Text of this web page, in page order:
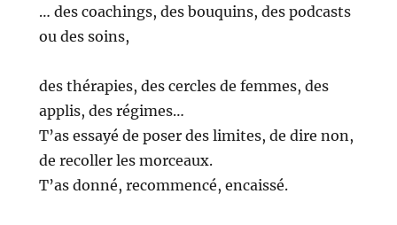
… des coachings, des bouquins, des podcasts
ou des soins,
des thérapies, des cercles de femmes, des
applis, des régimes…
T’as essayé de poser des limites, de dire non,
de recoller les morceaux.
T’as donné, recommencé, encaissé.